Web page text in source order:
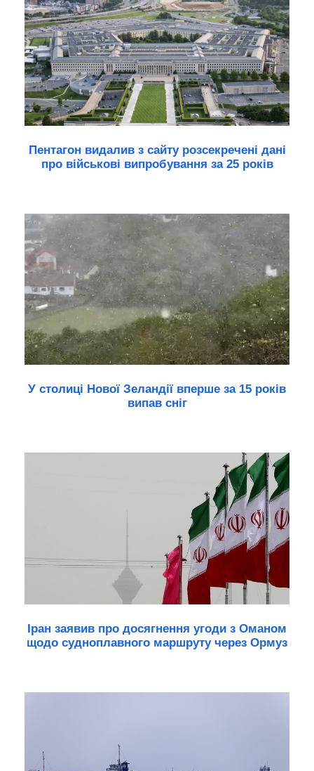
Пентагон видалив з сайту розсекречені дані
про військові випробування за 25 років
У столиці Нової Зеландії вперше за 15 років
випав сніг
Іран заявив про досягнення угоди з Оманом
щодо судноплавного маршруту через Ормуз